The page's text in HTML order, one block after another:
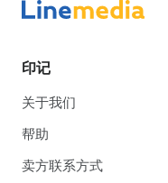
印记
关于我们
帮助
卖方联系方式